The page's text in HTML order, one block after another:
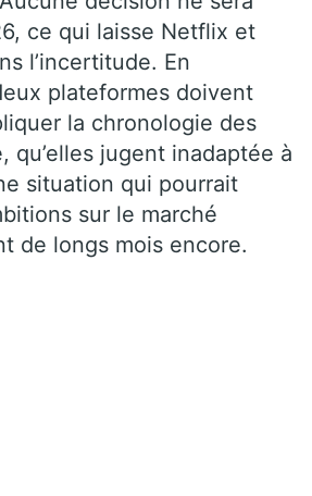
ce qui laisse Netflix et
l’incertitude. En
plateformes doivent
la chronologie des
qu’elles jugent inadaptée à
situation qui pourrait
sur le marché
de longs mois encore.